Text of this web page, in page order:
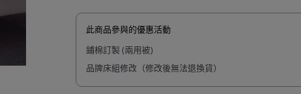
此商品參與的優惠活動
鋪棉訂製 (兩用被)
品牌床組修改（修改後無法退換貨）